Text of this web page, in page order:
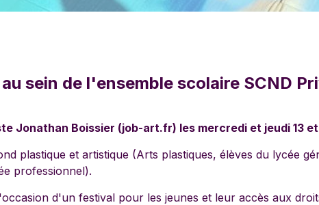
sein de l'ensemble scolaire SCND
Jonathan Boissier (job-art.fr) les mercredi et jeudi 13 et
plastique et artistique (Arts plastiques, élèves du lycée
professionnel).
d'un festival pour les jeunes et leur accès aux